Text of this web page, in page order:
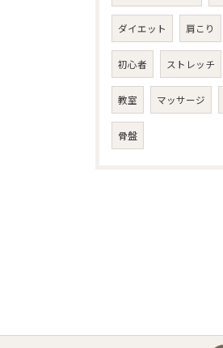
ダイエット 肩こり
初心者 ストレッチ
教室 マッサージ
骨盤